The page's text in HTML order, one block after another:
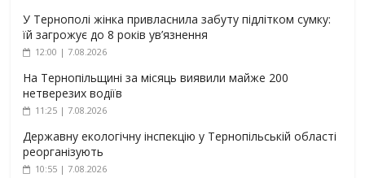
У Тернополі жінка привласнила забуту підлітком сумку:
їй загрожує до 8 років ув’язнення
12:00 | 7.08.2026
На Тернопільщині за місяць виявили майже 200
нетверезих водіїв
11:25 | 7.08.2026
Державну екологічну інспекцію у Тернопільській області
реорганізують
10:55 | 7.08.2026